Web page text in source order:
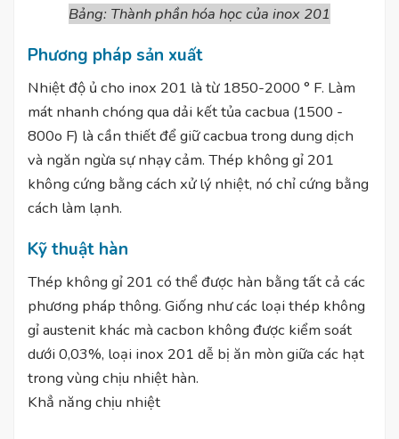
Bảng: Thành phần hóa học của inox 201
Phương pháp sản xuất
Nhiệt độ ủ cho inox 201 là từ 1850-2000 ° F. Làm
mát nhanh chóng qua dải kết tủa cacbua (1500 -
800o F) là cần thiết để giữ cacbua trong dung dịch
và ngăn ngừa sự nhạy cảm. Thép không gỉ 201
không cứng bằng cách xử lý nhiệt, nó chỉ cứng bằng
cách làm lạnh.
Kỹ thuật hàn
Thép không gỉ 201 có thể được hàn bằng tất cả các
phương pháp thông. Giống như các loại thép không
gỉ austenit khác mà cacbon không được kiểm soát
dưới 0,03%, loại inox 201 dễ bị ăn mòn giữa các hạt
trong vùng chịu nhiệt hàn.
Khẳ năng chịu nhiệt